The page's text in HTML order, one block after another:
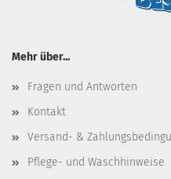
Mehr über...
Fragen und Antworten
Kontakt
Versand- &
Pflege- und Waschhinweise